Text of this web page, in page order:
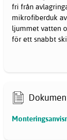
fri från
mikrofiberduk
ljummet vatten
för ett snabbt